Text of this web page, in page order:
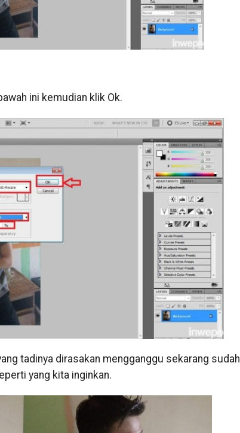
ini kemudian klik Ok.
tadinya dirasakan mengganggu sekarang sudah
yang kita inginkan.